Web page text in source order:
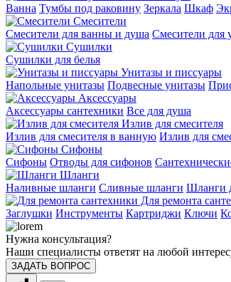
Ванна Тумбы под раковину Зеркала Шкаф
Смесители
Смесители для ванны и душа Смесители для
Сушилки
Сушилки для белья
Унитазы и писсуары
Напольные унитазы Подвесные унитазы
Аксессуары
Аксессуары сантехники Все для душа
Излив для смесителя
Излив для смесителя в ванную Излив для
Сифоны
Сифоны Отводы для сифонов
Шланги
Наливные шланги Сливные шланги Шланги
Для ремонта
Заглушки Инструменты Картриджи Ключи
Нужна консультация?
Наши специалисты ответят на любой
ЗАДАТЬ ВОПРОС